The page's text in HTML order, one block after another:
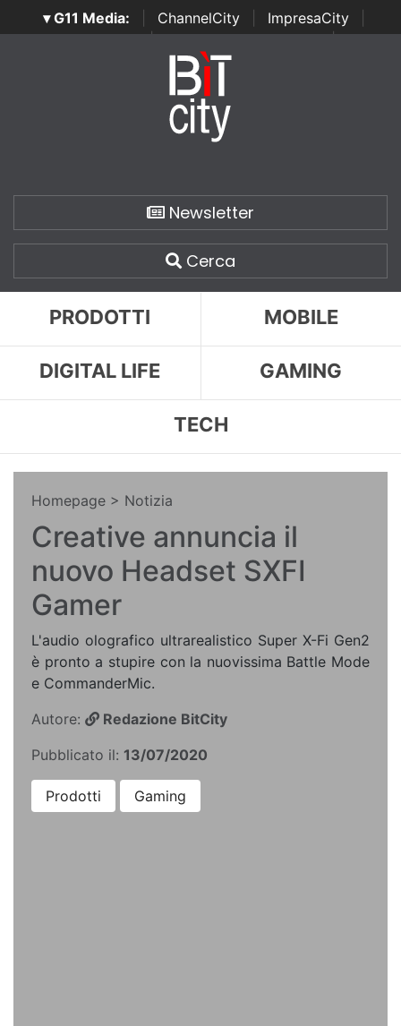
▾ G11 Media: ChannelCity ImpresaCity
SecurityOpenLab | Italian Channel Awards | Italian
Italian Security Awards
Newsletter
Cerca
PRODOTTI MOBILE
DIGITAL LIFE GAMING
TECH
Homepage > Notizia
Creative annuncia il
nuovo Headset SXFI
Gamer
L'audio olografico ultrarealistico Super X-Fi Gen2
è pronto a stupire con la nuovissima Battle Mode
e CommanderMic.
Autore:
Redazione BitCity
Pubblicato il: 13/07/2020
Prodotti Gaming